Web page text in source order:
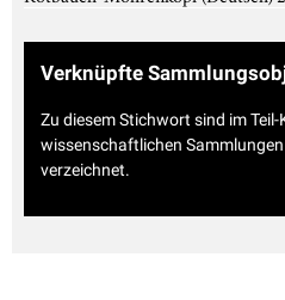
Verknüpfte
Zu diesem Stichwort sind im
wissenschaftlichen
verzeichnet.